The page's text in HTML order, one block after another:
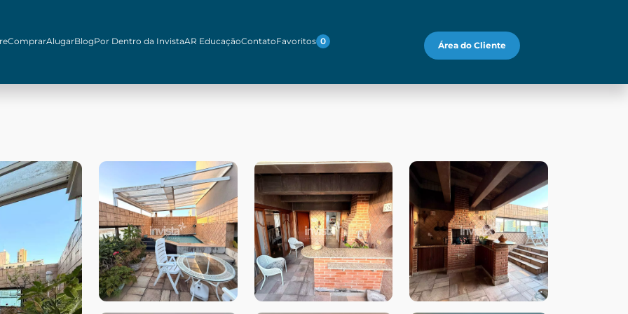
ComprarAlugarBlogPor Dentro da InvistaAR EducaçãoContatoFavoritos 0 Área do Cliente